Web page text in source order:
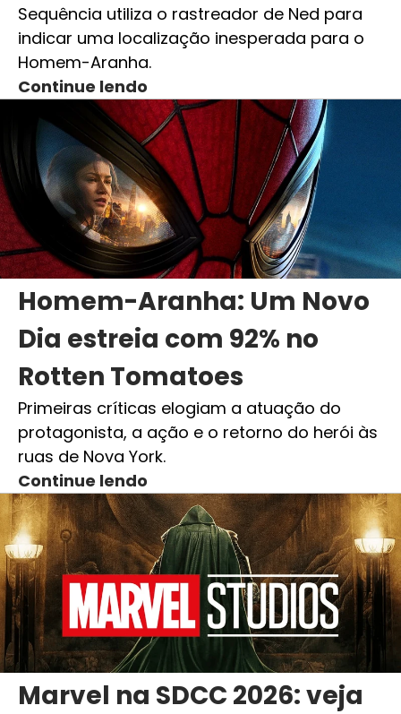
Sequência utiliza o rastreador de Ned para
indicar uma localização inesperada para o
Homem-Aranha.
Continue lendo
Homem-Aranha: Um Novo
Dia estreia com 92% no
Rotten Tomatoes
Primeiras críticas elogiam a atuação do
protagonista, a ação e o retorno do herói às
ruas de Nova York.
Continue lendo
Marvel na SDCC 2026: veja